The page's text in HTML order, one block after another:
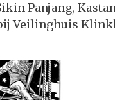
Panjang,
Veilinghuis